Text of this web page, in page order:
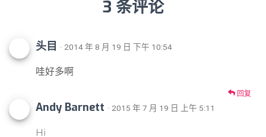
3 条评论
头目 · 2014 年 8 月 19 日 下午 10:54
哇好多啊
回复
Andy Barnett · 2015 年 7 月 19 日 上午 5:11
Hi